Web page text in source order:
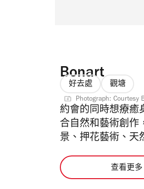
Bonart
好去處 觀塘
Photograph: Courtesy
約會的同時想療癒
合自然和藝術創作
景、押花藝術、天
查看更多